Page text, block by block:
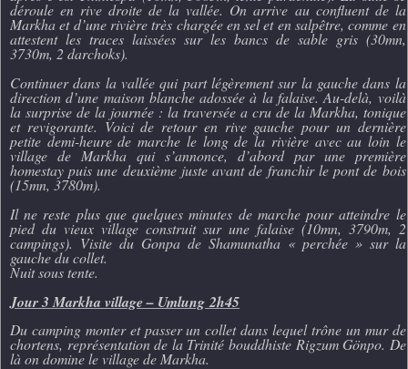
déroule en rive droite de la vallée. On arrive au confluent de la
Markha et d’une rivière très chargée en sel et en salpêtre, comme en
attestent les traces laissées sur les bancs de sable gris (30mn,
3730m, 2 darchoks).
Continuer dans la vallée qui part légèrement sur la gauche dans la
direction d’une maison blanche adossée à la falaise. Au-delà, voilà
la surprise de la journée : la traversée a cru de la Markha, tonique
et revigorante. Voici de retour en rive gauche pour un dernière
petite demi-heure de marche le long de la rivière avec au loin le
village de Markha qui s’annonce, d’abord par une première
homestay puis une deuxième juste avant de franchir le pont de bois
(15mn, 3780m).
Il ne reste plus que quelques minutes de marche pour atteindre le
pied du vieux village construit sur une falaise (10mn, 3790m, 2
campings). Visite du Gonpa de Shamunatha « perchée » sur la
gauche du collet.
Nuit sous tente.
Jour 3 Markha village – Umlung2h45
Du camping monter et passer un collet dans lequel trône un mur de
chortens, représentation de la Trinité bouddhiste Rigzum Gönpo. De
là on domine le village de Markha.